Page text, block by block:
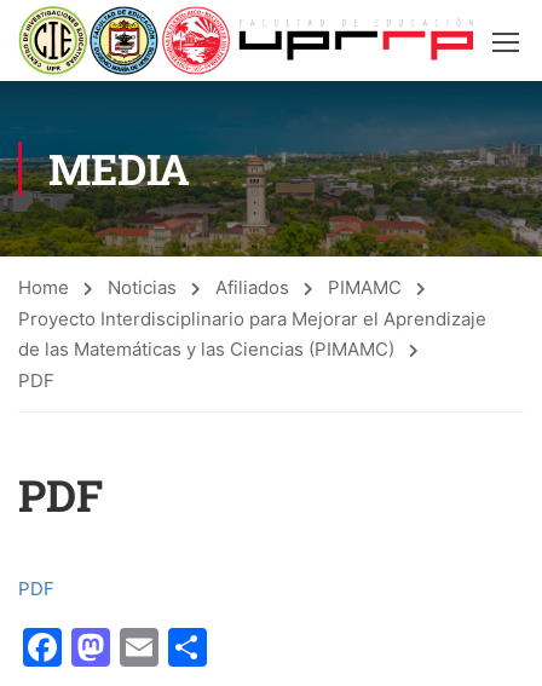
MEDIA
Home Noticias Afiliados
PIMAMC
Proyecto Interdisciplinario para Mejorar el Aprendizaje
de las Matemáticas y las Ciencias (PIMAMC)
PDF
PDF
PDF
Facebook
Mastodon
Email